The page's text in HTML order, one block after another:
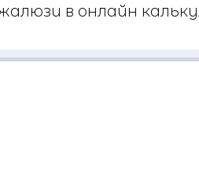
в онлайн